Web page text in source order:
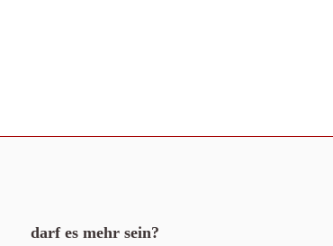
darf es mehr sein?